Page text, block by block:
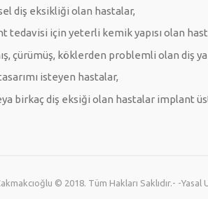
diş eksikliği olan hastalar,
tedavisi için yeterli kemik yapısı olan
çürümüş, köklerden problemli olan diş
isteyen hastalar,
birkaç diş eksiği olan hastalar implant
© 2018. Tüm Hakları Saklıdır.- -